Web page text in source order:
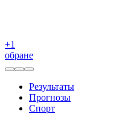
+1
обране
Результаты
Прогнозы
Спорт